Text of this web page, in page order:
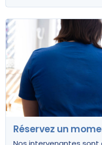
Réservez un